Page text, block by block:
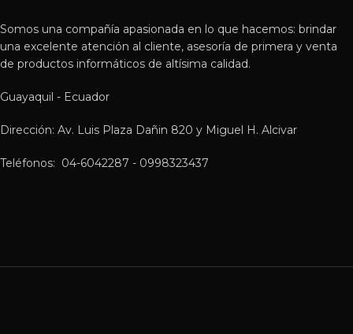
Somos una compañía apasionada en lo que hacemos: brindar
una excelente atención al cliente, asesoría de primera y venta
de productos informáticos de altísima calidad.
Guayaquil - Ecuador
Dirección: Av. Luis Plaza Dañin 820 y Miguel H. Alcivar
Teléfonos: 04-6042287 - 0998323437